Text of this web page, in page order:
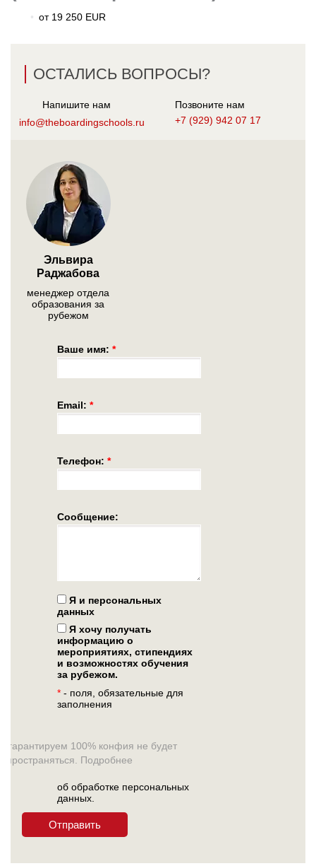
от 19 250 EUR
ОСТАЛИСЬ ВОПРОСЫ?
Напишите нам
info@theboardingschools.ru
Позвоните нам
+7 (929) 942 07 17
Эльвира
Раджабова
менеджер отдела
образования за
рубежом
Ваше имя: *
Email: *
Телефон: *
Сообщение:
Я и персональных
данных
Я хочу получать
информацию о
мероприятиях, стипендиях
и возможностях обучения
за рубежом.
*- поля, обязательные для
заполнения
гарантируем 100% конфия не будет
Подробнее
об обработке персональных
данных.